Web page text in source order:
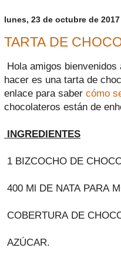
lunes, 23 de octubre de 2017
TARTA DE
Hola amigos
hacer es una tarta de
enlace para saber cómo
chocolateros están de
INGREDIENTES
1 BIZCOCHO DE
400 Ml DE NATA PARA
COBERTURA DE
AZÚCAR.